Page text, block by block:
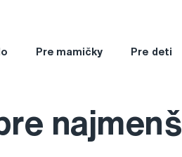
Pre mamičky Pre deti